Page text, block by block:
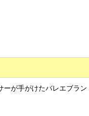
ーが手がけたバレエブラン